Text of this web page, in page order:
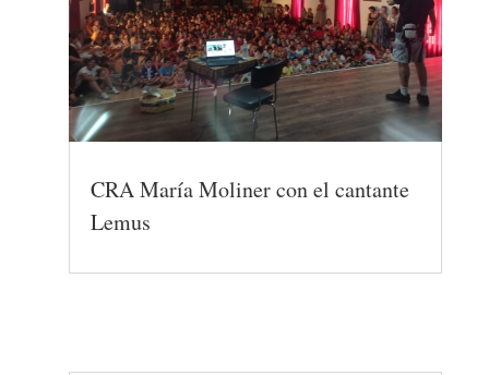
CRA María Moliner con el cantante
Lemus